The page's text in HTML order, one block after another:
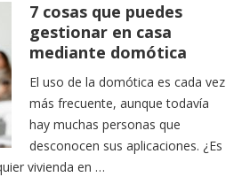
7 cosas que puedes
gestionar en casa
mediante domótica
El uso de la domótica es cada vez
más frecuente, aunque todavía
hay muchas personas que
desconocen sus aplicaciones. ¿Es
vivienda en …